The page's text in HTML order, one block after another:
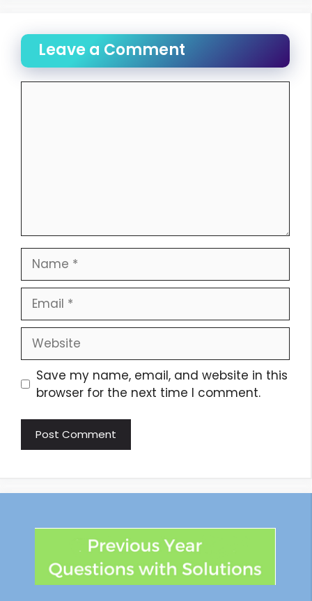
Leave a Comment
Save my name, email, and website in this
browser for the next time I comment.